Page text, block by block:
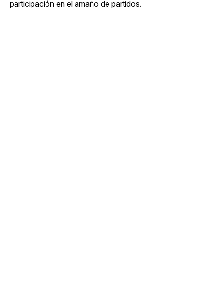
participación en el amaño de partidos.